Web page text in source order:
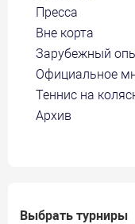
Пресса
Вне корта
Зарубежный
Официальное
Теннис на
Архив
Выбрать турниры